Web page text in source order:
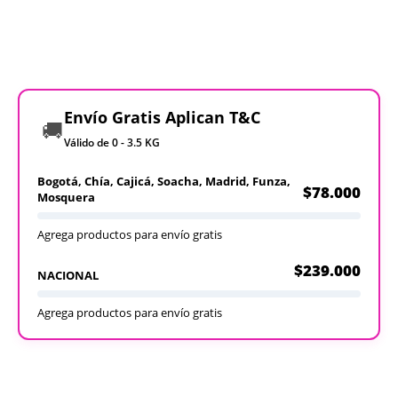
🚚 Envío Gratis Aplican T&C
Válido de 0 - 3.5 KG
Bogotá, Chía, Cajicá, Soacha, Madrid, Funza,
Mosquera
$78.000
Agrega productos para envío gratis
NACIONAL $239.000
Agrega productos para envío gratis